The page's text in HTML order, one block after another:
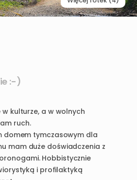
:-)
w kulturze​,​ a w wolnych
ruch.
domem tymczasowym dla
mam duże doświadczenia z
Hobbistycznie
i profilaktyką